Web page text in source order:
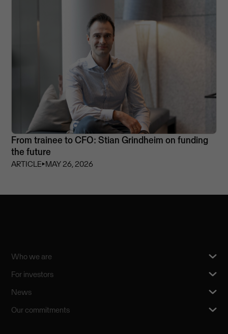
From trainee to CFO: Stian Grindheim on funding
the future
ARTICLE⏵MAY 26, 2026
Who we are
For investors
News
Our commitments